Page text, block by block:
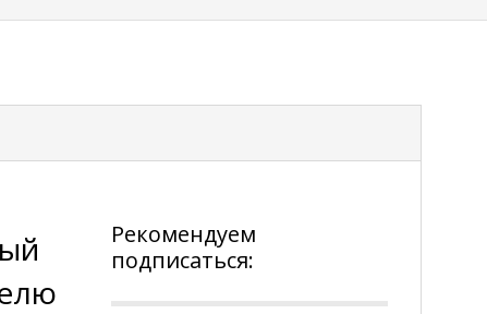
Рекомендуем
подписаться: